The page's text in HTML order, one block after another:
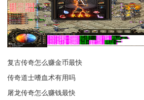
复古传奇怎么赚金币最快
传奇道士嗜血术有用吗
屠龙传奇怎么赚钱最快